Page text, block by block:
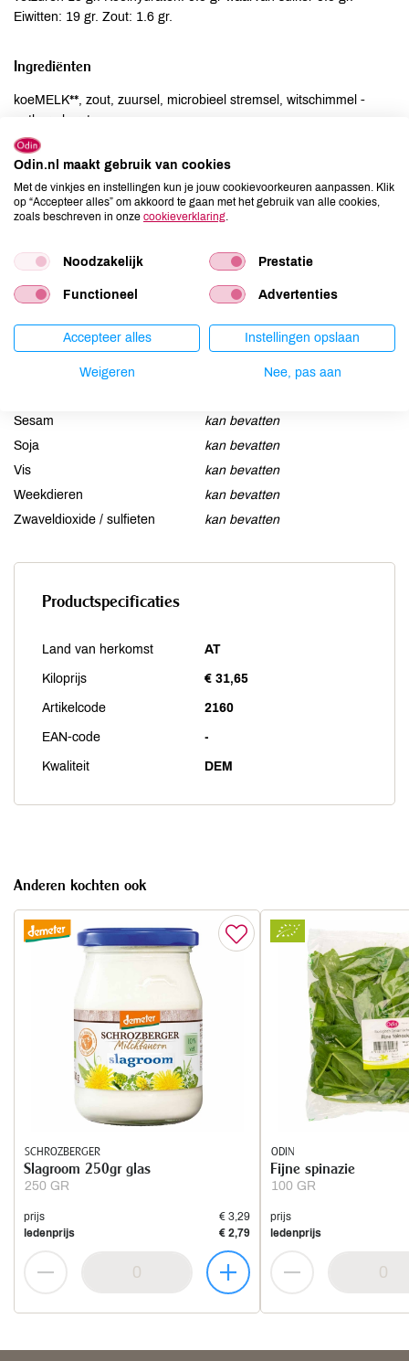
Eiwitten: 19 gr. Zout: 1.6 gr.
Ingrediënten
koeMELK**, zout, zuursel, microbieel stremsel, witschimmel -
eetbare korst
Allergenen
Aardnoten
kan bevatten
Gluten
kan bevatten
Lupine
kan bevatten
Mosterd
kan bevatten
Noten
kan bevatten
Schaaldieren
kan bevatten
Sesam
kan bevatten
Soja
kan bevatten
Vis
kan bevatten
Weekdieren
kan bevatten
Zwaveldioxide / sulfieten
kan bevatten
Productspecificaties
Land van herkomst AT
Kiloprijs € 31,65
Artikelcode 2160
EAN-code -
Kwaliteit DEM
Anderen kochten ook
SCHROZBERGER
250 GR
Slagroom 250gr glas
prijs
€ 3,29
ledenprijs
€ 2,79
ODIN
100 GR
Fijne spinazie
prijs
ledenprijs
Odin.nl maakt gebruik van cookies
Met de vinkjes en instellingen kun je jouw cookievoorkeuren aanpassen. Klik
op “Accepteer alles” om akkoord te gaan met het gebruik van alle cookies,
zoals beschreven in onze cookieverklaring.
Noodzakelijk Prestatie
Functioneel Advertenties
Accepteer alles Instellingen opslaan
Weigeren Nee, pas aan